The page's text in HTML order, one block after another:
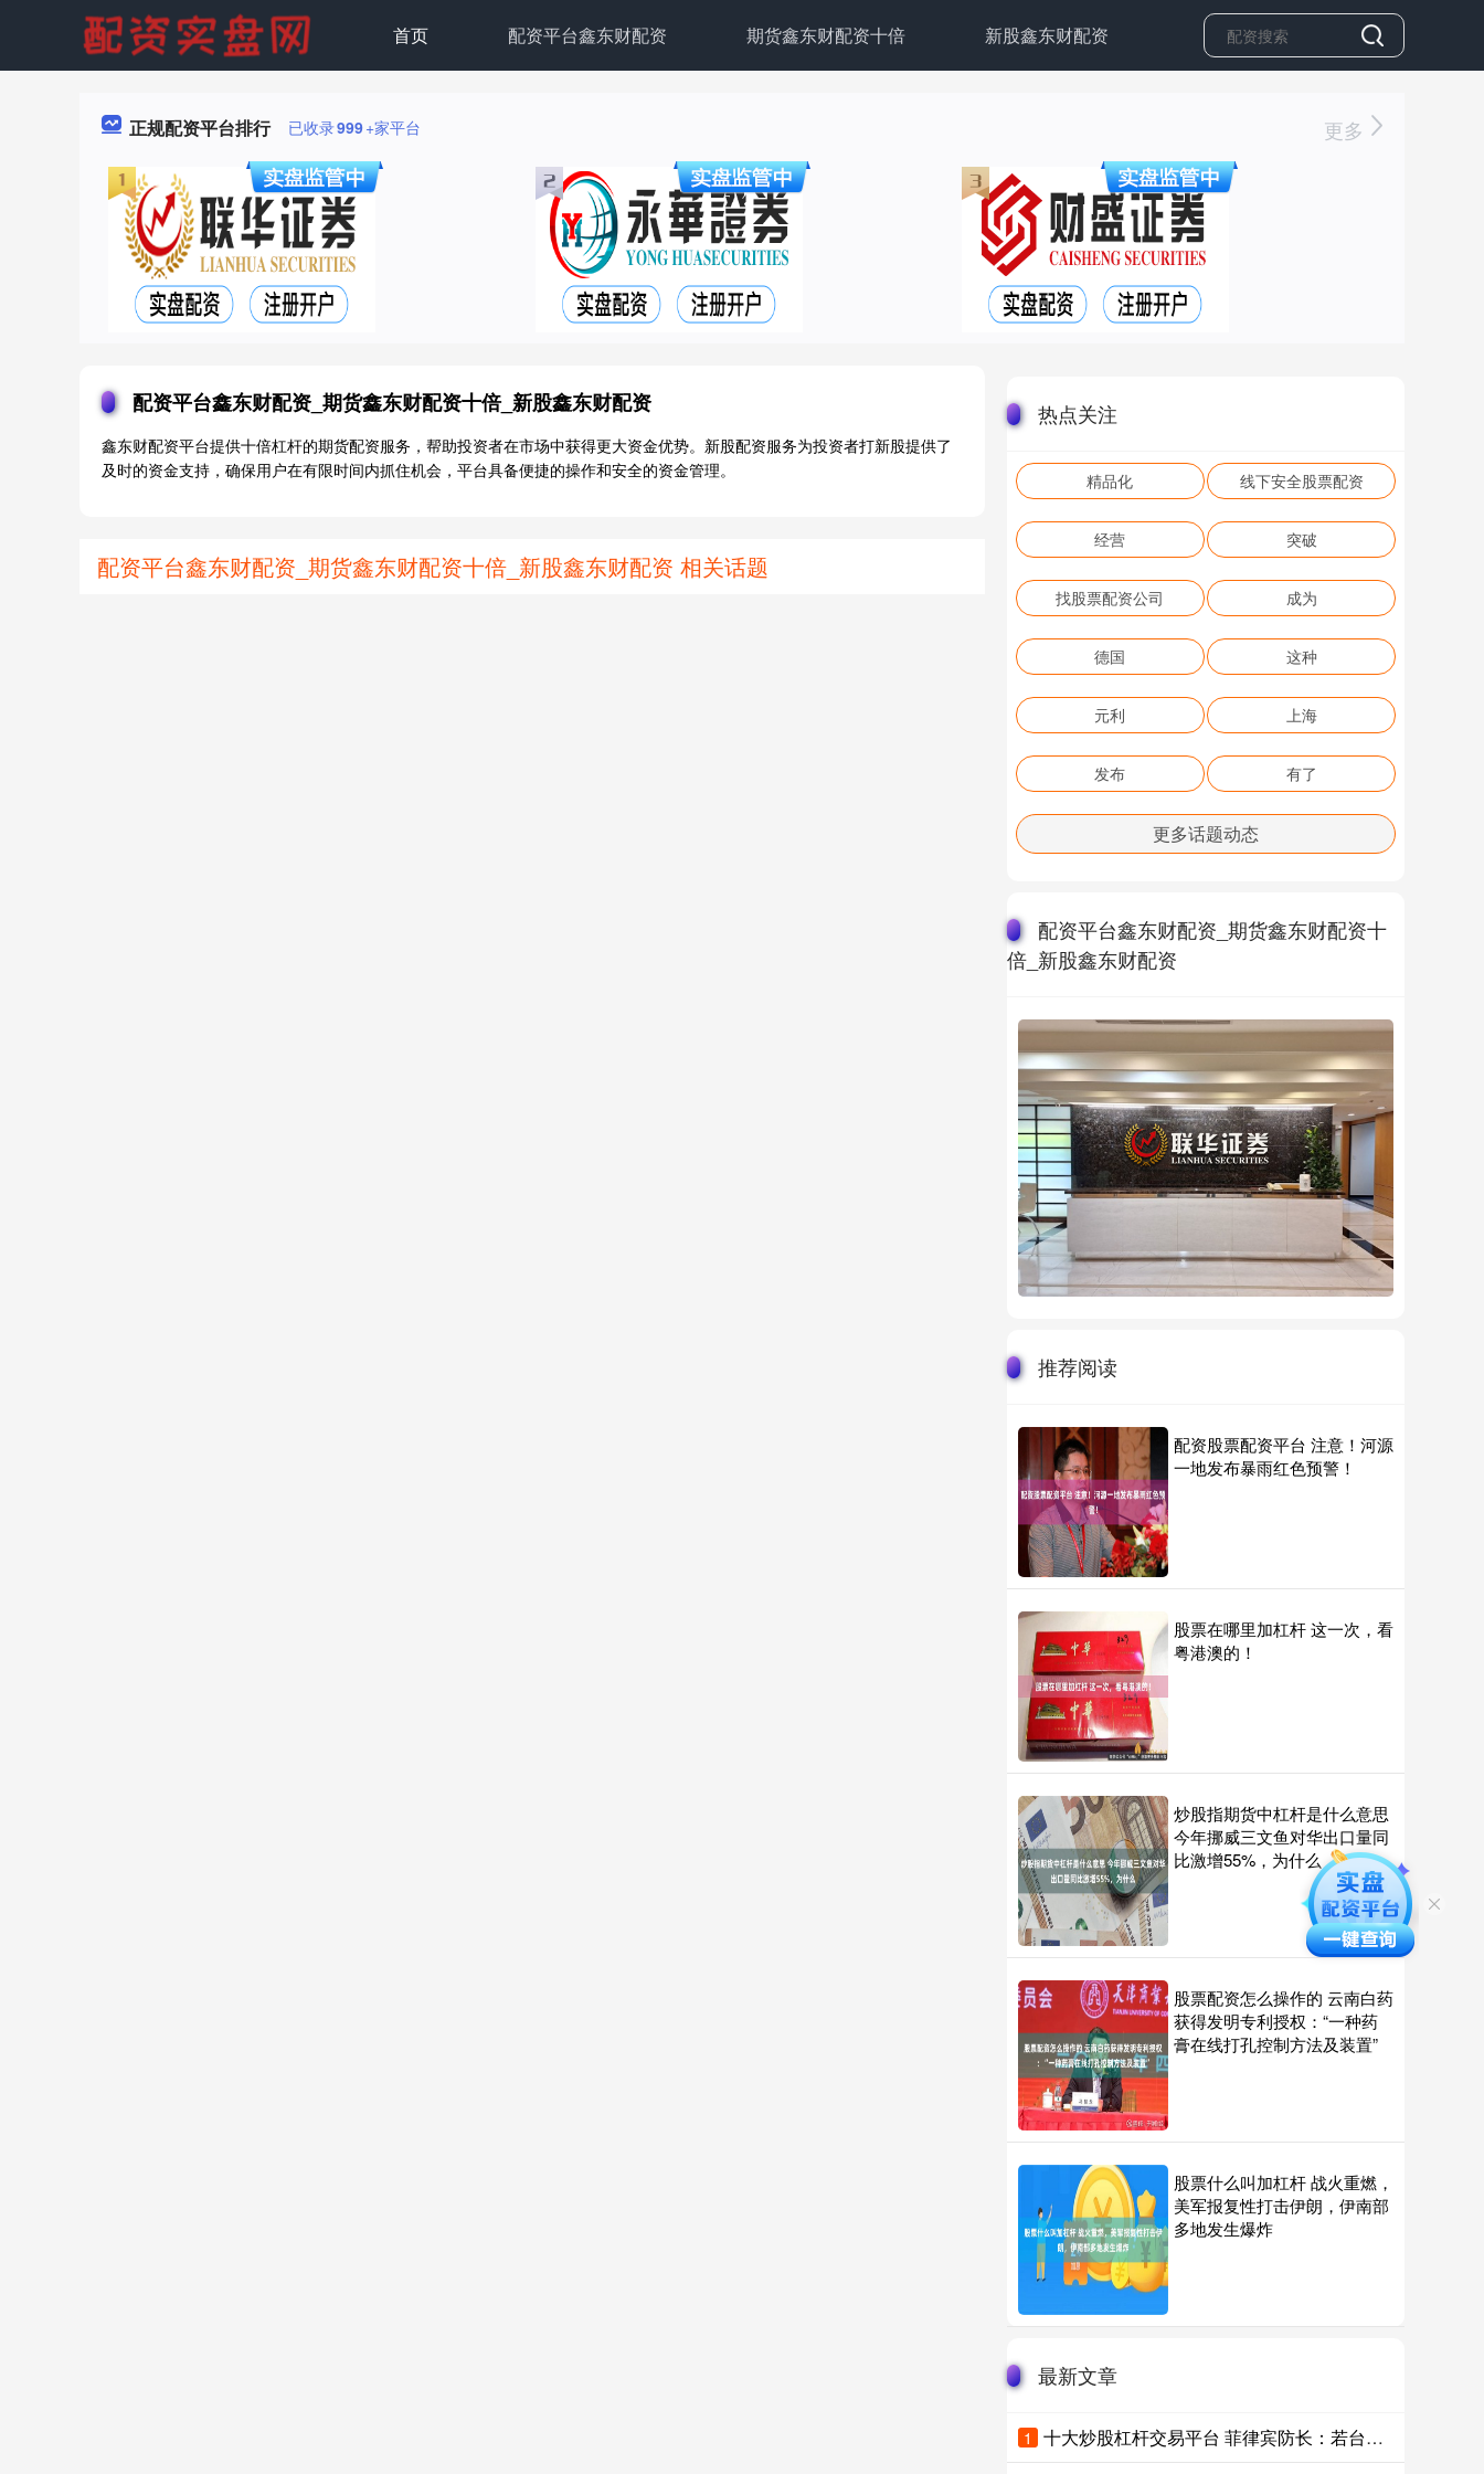
首页 配资平台鑫东财配资 期货鑫东财配资十倍 新股鑫东财配资
正规配资平台排行 已收录999+家平台 更多
配资平台鑫东财配资_期货鑫东财配资十倍_新股鑫东财配资
鑫东财配资平台提供十倍杠杆的期货配资服务，帮助投资者在市场中获得更大资金优势。新股配资服务为投资者打新股提供了
及时的资金支持，确保用户在有限时间内抓住机会，平台具备便捷的操作和安全的资金管理。
配资平台鑫东财配资_期货鑫东财配资十倍_新股鑫东财配资 相关话题
热点关注
精品化 线下安全股票配资
经营 突破
找股票配资公司 成为
德国 这种
元利 上海
发布 有了
更多话题动态
配资平台鑫东财配资_期货鑫东财配资十
倍_新股鑫东财配资
推荐阅读
配资股票配资平台 注意！河源
一地发布暴雨红色预警！
股票在哪里加杠杆 这一次，看
粤港澳的！
炒股指期货中杠杆是什么意思
今年挪威三文鱼对华出口量同
比激增55%，为什么
股票配资怎么操作的 云南白药
获得发明专利授权：“一种药
膏在线打孔控制方法及装置”
股票什么叫加杠杆 战火重燃，
美军报复性打击伊朗，伊南部
多地发生爆炸
最新文章
1
十大炒股杠杆交易平台 菲律宾防长：若台海爆发冲突，菲律宾无法保持中立